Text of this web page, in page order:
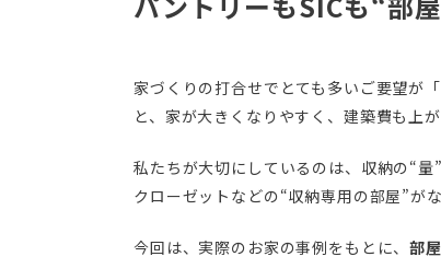
家づくりの打合せでとても多いご要望が
と、家が大きくなりやすく、建築費も上
私たちが大切にしているのは、収納の“量
クローゼットなどの“収納専用の部屋”が
今回は、実際のお家の事例をもとに、部